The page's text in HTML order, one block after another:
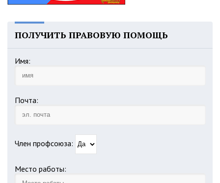
ПОЛУЧИТЬ ПРАВОВУЮ ПОМОЩЬ
Имя:
Почта:
Член профсоюза:
Место работы: